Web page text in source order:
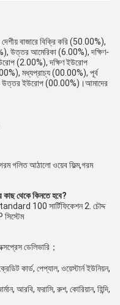
বাজারে বিক্রি করি (50.00%),
উত্তর আমেরিকা (6.00%), দক্ষিণ-
(2.00%), দক্ষিণ ইউরোপ
মধ্যপ্রাচ্য (00.00%), পূর্ব
উত্তর ইউরোপ (00.00%)।আমাদের
গলিত আঠালো ওয়েব ফিল্ম,গরম
থেকে কিনতে হবে?
100 সার্টিফিকেশন 2. চৌদ্দ
সিস্টেম
ডেলিভারি；
কার্ড, পেপ্যাল, ওয়েস্টার্ন ইউনিয়ন,
আরবি, ফরাসি, রুশ, কোরিয়ান, হিন্দি,